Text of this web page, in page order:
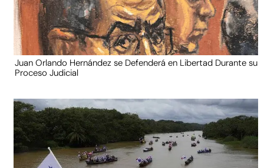
Juan Orlando Hernández se Defenderá en Libertad Durante su
Proceso Judicial